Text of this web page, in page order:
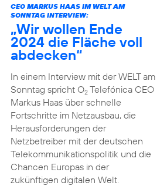
CEO MARKUS HAAS IM WELT AM
SONNTAG INTERVIEW:
„Wir wollen Ende
2024 die Fläche voll
abdecken“
In einem Interview mit der WELT am
Sonntag spricht O2Telefónica CEO
Markus Haas über schnelle
Fortschritte im Netzausbau, die
Herausforderungen der
Netzbetreiber mit der deutschen
Telekommunikationspolitik und die
Chancen Europas in der
zukünftigen digitalen Welt.